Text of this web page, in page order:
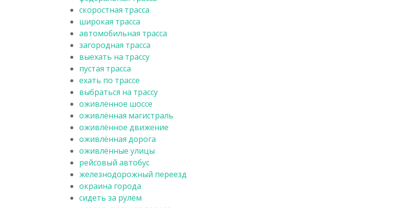
скоростная трасса
широкая трасса
автомобильная трасса
загородная трасса
выехать на трассу
пустая трасса
ехать по трассе
выбраться на трассу
оживлённое шоссе
оживлённая магистраль
оживлённое движение
оживлённая дорога
оживлённые улицы
рейсовый автобус
железнодорожный переезд
окраина города
сидеть за рулём